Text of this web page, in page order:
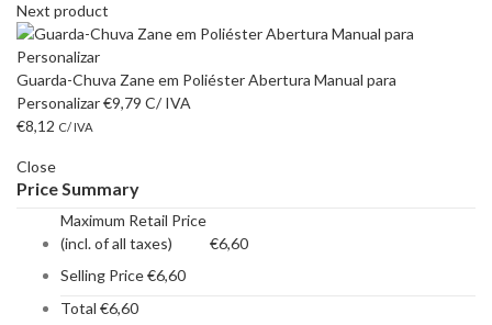
Next product
Guarda-Chuva Zane em Poliéster Abertura Manual para
Personalizar€9,79 C/ IVA
€8,12 C/ IVA
Close
Price Summary
Maximum Retail Price
(incl. of all taxes)
€6,60
Selling Price€6,60
Total €6,60